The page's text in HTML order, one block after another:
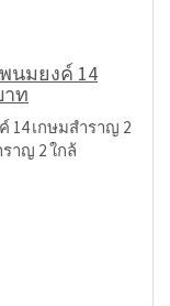
นมยงค์ 14
าท
14 เกษมสำราญ 2
าญ 2 ใกล้